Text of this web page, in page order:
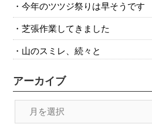
今年のツツジ祭りは早そうです
芝張作業してきました
山のスミレ、続々と
アーカイブ